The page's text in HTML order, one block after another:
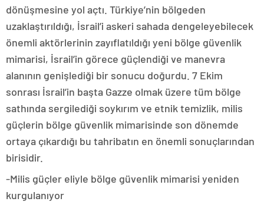
dönüşmesine yol açtı. Türkiye’nin bölgeden
uzaklaştırıldığı, İsrail’i askeri sahada dengeleyebilecek
önemli aktörlerinin zayıflatıldığı yeni bölge güvenlik
mimarisi, İsrail’in görece güçlendiği ve manevra
alanının genişlediği bir sonucu doğurdu. 7 Ekim
sonrası İsrail’in başta Gazze olmak üzere tüm bölge
sathında sergilediği soykırım ve etnik temizlik, milis
güçlerin bölge güvenlik mimarisinde son dönemde
ortaya çıkardığı bu tahribatın en önemli sonuçlarından
birisidir.
-Milis güçler eliyle bölge güvenlik mimarisi yeniden
kurgulanıyor